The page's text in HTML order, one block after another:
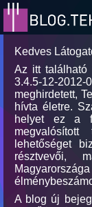
Kedves
Az itt található
3.4.5-12-
meghirdetett,
hívta életre.
helyet ez a
lehetőséget
résztvevői,
A blog új